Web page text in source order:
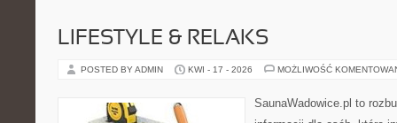
LIFESTYLE & RELAKS
POSTED BY ADMIN KWI - 17 - 2026 MOŻLIWOŚĆ
SaunaWadowice.pl to